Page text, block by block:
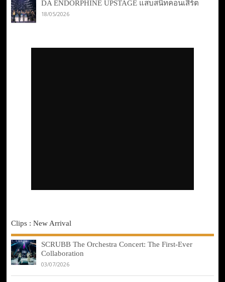
DA ENDORPHINE UPSTAGE แสบสนิทคอนเสิร์ต
18/05/2026
Clips : New Arrival
SCRUBB The Orchestra Concert: The First-Ever
Collaboration
03/07/2026